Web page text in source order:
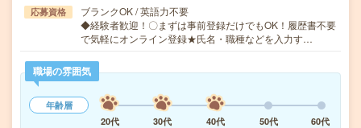
応募資格
ブランクOK / 英語力不要
◆経験者歓迎！〇まずは事前登録だけでもOK！履歴書不要
で気軽にオンライン登録★氏名・職種などを入力す…
職場の雰囲気
年齢層
20代
30代 40代 50代 60代